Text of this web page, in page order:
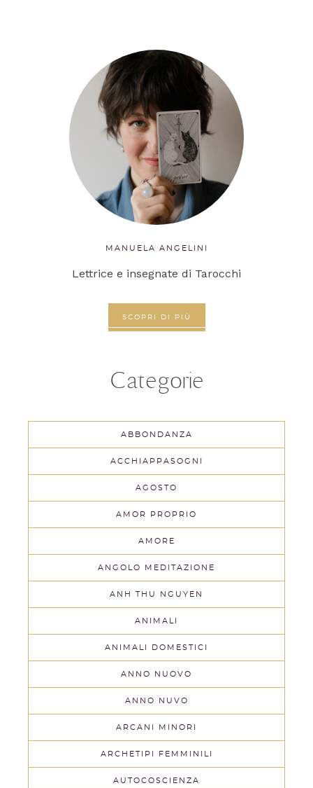
MANUELA ANGELINI
Lettrice e insegnate di Tarocchi
SCOPRI DI PIÙ
Categorie
ABBONDANZA
ACCHIAPPASOGNI
AGOSTO
AMOR PROPRIO
AMORE
ANGOLO MEDITAZIONE
ANH THU NGUYEN
ANIMALI
ANIMALI DOMESTICI
ANNO NUOVO
ANNO NUVO
ARCANI MINORI
ARCHETIPI FEMMINILI
AUTOCOSCIENZA